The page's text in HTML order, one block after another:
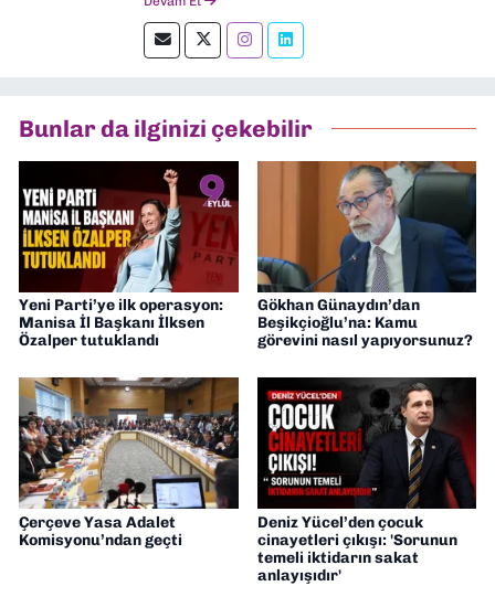
okumayı severim.
Bunlar da ilginizi çekebilir
Yeni Parti’ye ilk operasyon:
Manisa İl Başkanı İlksen
Özalper tutuklandı
Gökhan Günaydın’dan
Beşikçioğlu’na: Kamu
görevini nasıl yapıyorsunuz?
Çerçeve Yasa Adalet
Komisyonu’ndan geçti
Deniz Yücel’den çocuk
cinayetleri çıkışı: 'Sorunun
temeli iktidarın sakat
anlayışıdır'